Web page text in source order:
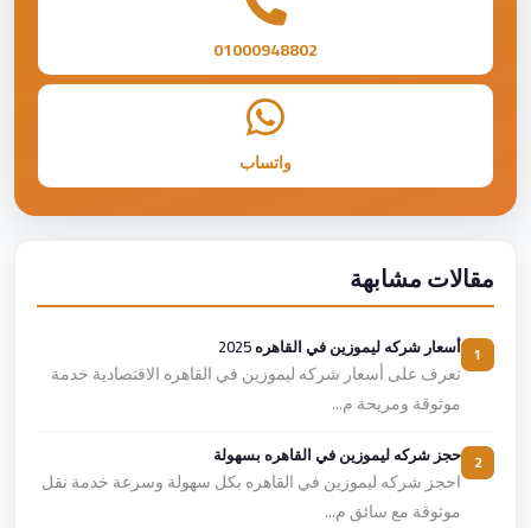
01000948802
واتساب
مقالات مشابهة
أسعار شركه ليموزين في القاهره 2025
تعرف على أسعار شركه ليموزين في القاهره الاقتصادية خدمة
موثوقة ومريحة م...
حجز شركه ليموزين في القاهره بسهولة
احجز شركه ليموزين في القاهره بكل سهولة وسرعة خدمة نقل
موثوقة مع سائق م...